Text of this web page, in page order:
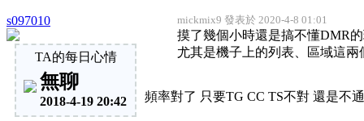
s097010
TA的每日心情
無聊
2018-4-19 20:42
mickmix9 發表於 2020-4-8 01:01
摸了幾個小時還是搞不懂DMR
尤其是機子上的列表、區域這兩
頻率對了 只要TG CC TS不對 還是不